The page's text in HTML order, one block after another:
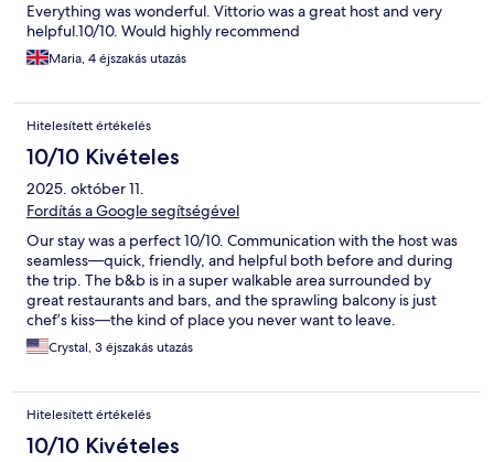
Everything was wonderful. Vittorio was a great host and very
helpful.10/10. Would highly recommend
Maria, 4 éjszakás utazás
Hitelesített értékelés
10/10 Kivételes
2025. október 11.
Fordítás a Google segítségével
Our stay was a perfect 10/10. Communication with the host was
seamless—quick, friendly, and helpful both before and during
the trip. The b&b is in a super walkable area surrounded by
great restaurants and bars, and the sprawling balcony is just
chef’s kiss—the kind of place you never want to leave.
Everything was exactly as described (if not better). Would
absolutely stay here again!
Crystal, 3 éjszakás utazás
Hitelesített értékelés
10/10 Kivételes